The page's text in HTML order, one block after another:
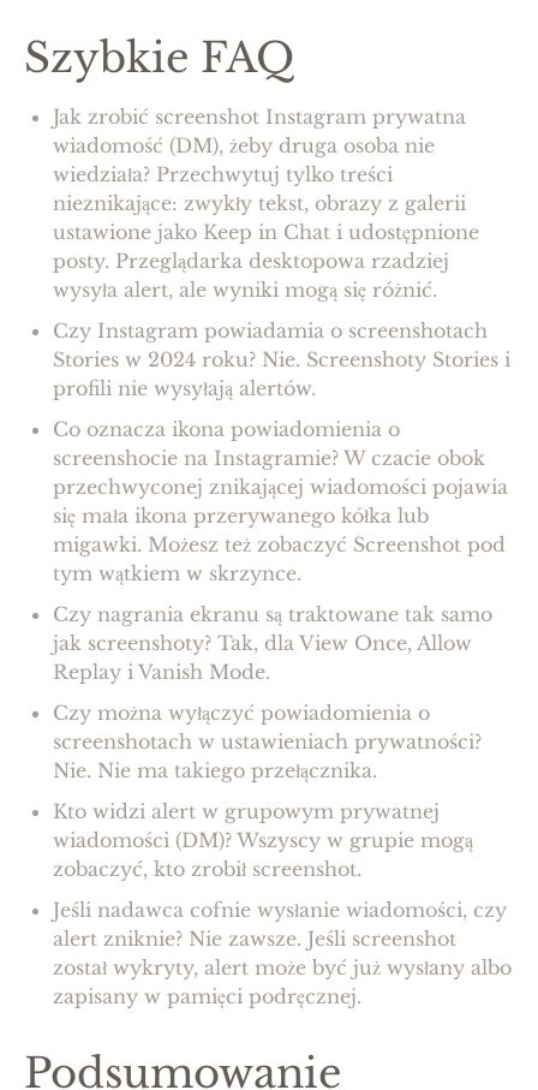
Szybkie FAQ
Jak zrobić screenshot Instagram prywatna
wiadomość (DM), żeby druga osoba nie
wiedziała? Przechwytuj tylko treści
nieznikające: zwykły tekst, obrazy z galerii
ustawione jako Keep in Chat i udostępnione
posty. Przeglądarka desktopowa rzadziej
wysyła alert, ale wyniki mogą się różnić.
Czy Instagram powiadamia o screenshotach
Stories w 2024 roku? Nie. Screenshoty Stories i
profili nie wysyłają alertów.
Co oznacza ikona powiadomienia o
screenshocie na Instagramie? W czacie obok
przechwyconej znikającej wiadomości pojawia
się mała ikona przerywanego kółka lub
migawki. Możesz też zobaczyć Screenshot pod
tym wątkiem w skrzynce.
Czy nagrania ekranu są traktowane tak samo
jak screenshoty? Tak, dla View Once, Allow
Replay i Vanish Mode.
Czy można wyłączyć powiadomienia o
screenshotach w ustawieniach prywatności?
Nie. Nie ma takiego przełącznika.
Kto widzi alert w grupowym prywatnej
wiadomości (DM)? Wszyscy w grupie mogą
zobaczyć, kto zrobił screenshot.
Jeśli nadawca cofnie wysłanie wiadomości, czy
alert zniknie? Nie zawsze. Jeśli screenshot
został wykryty, alert może być już wysłany albo
zapisany w pamięci podręcznej.
Podsumowanie